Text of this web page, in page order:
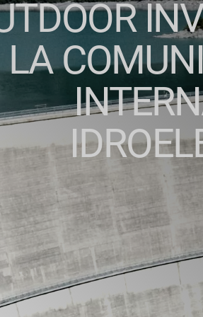
LA